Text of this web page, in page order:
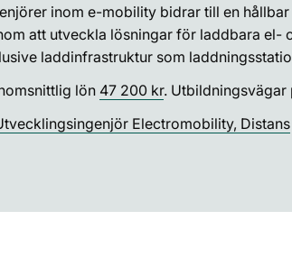
inom e-mobility bidrar till en
att utveckla lösningar för laddbara el-
laddinfrastruktur som
lön 47 200 kr. Utbildningsvägar
Electromobility, Distans